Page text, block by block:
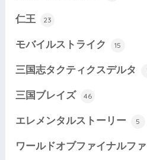
仁王 23
モバイルストライク 15
三国志タクティクスデルタ
三国ブレイズ 46
エレメンタルストーリー 5
ワールドオブファイナルフ